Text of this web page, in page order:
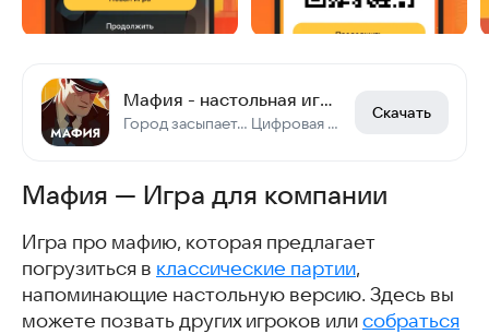
Мафия - настольная игра. Карты для компаний
Город засыпает... Цифровая версия настольной игры. Игра для компаний.
Скачать
Мафия — Игра для компании
Игра про мафию, которая предлагает
погрузиться в классические партии,
напоминающие настольную версию. Здесь вы
можете позвать других игроков или собраться